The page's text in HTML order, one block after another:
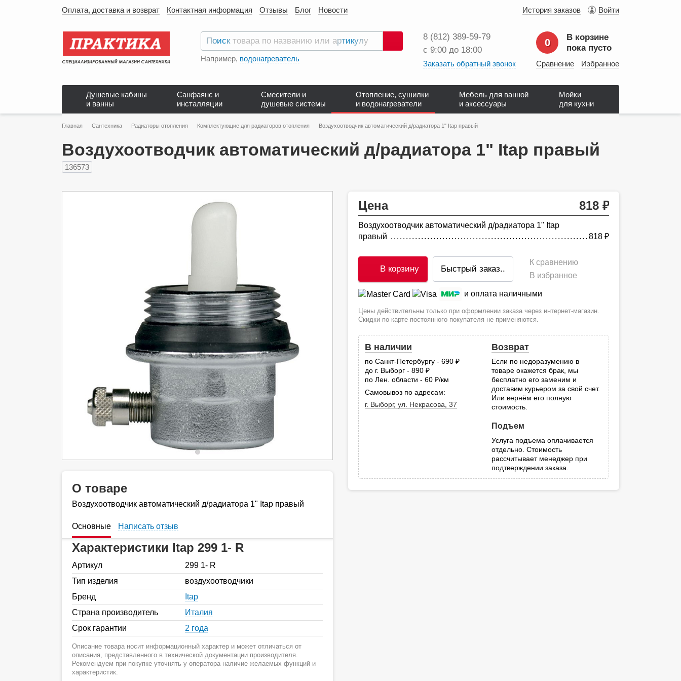
Оплата, доставка и возврат Контактная информация Отзывы Блог Новости История заказов Войти
Поиск
Например, водонагреватель
8 (812) 389‑59‑79
с 9:00 до 18:00
Заказать обратный звонок
0
В корзине
пока пусто
Сравнение Избранное
Душевые кабины
и ванны
Санфаянс и
инсталляции
Смесители и
душевые системы
Отопление, сушилки
и водонагреватели
Мебель для ванной
и аксессуары
Мойки
для кухни
Главная Сантехника Радиаторы отопления Комплектующие для радиаторов отопления Воздухоотводчик автоматический д/радиатора 1" Itap правый
Воздухоотводчик автоматический д/радиатора 1" Itap правый
136573
Цена 818
Воздухоотводчик автоматический д/радиатора 1" Itap
правый
818
В корзину Быстрый заказ..
К сравнению
В избранное
и оплата наличными
Цены действительны только при оформлении заказа через интернет-магазин.
Скидки по карте постоянного покупателя не применяются.
В наличии
по Санкт-Петербургу - 690
до г. Выборг - 890
по Лен. области - 60
руб.
/км
Самовывоз по адресам:
г. Выборг, ул. Некрасова, 37
Возврат
Если по недоразумению в
товаре окажется брак, мы
бесплатно его заменим и
доставим курьером за свой счет.
Или вернём его полную
стоимость.
Подъем
Услуга подъема оплачивается
отдельно. Стоимость
рассчитывает менеджер при
подтверждении заказа.
О товаре
Воздухоотводчик автоматический д/радиатора 1" Itap правый
Основные Написать отзыв
Характеристики Itap 299 1- R
Артикул
299 1- R
Тип изделия
воздухоотводчики
Бренд
Itap
Страна производитель
Италия
Срок гарантии
2 года
Описание товара носит информационный характер и может отличаться от
описания, представленного в технической документации производителя.
Рекомендуем при покупке уточнять у оператора наличие желаемых функций и
характеристик.